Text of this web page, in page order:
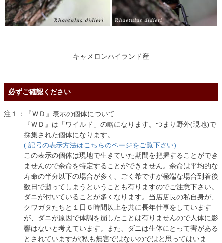
キャメロンハイランド産
必ずご確認ください
注１：『ＷＤ』表示の個体について
『ＷＤ』は「ワイルド」の略になります。つまり野外(現地)で
採集された個体になります。
( 記号の表示方法はこちらのページをご覧下さい)
この表示の個体は現地で生きていた期間を把握することができ
ませんので余命を特定することができません。余命は平均的な
寿命の半分以下の場合が多く、ごく希ですが極端な場合到着後
数日で逝ってしまうということも有りますのでご注意下さい。
ダニが付いていることが多くなります。当店店長の私自身が、
クワガタたちと１日６時間以上を共に長年仕事をしています
が、ダニが原因で体調を崩したことは有りませんので人体に影
響はないと考えています。また、ダニは生体にとって害がある
とされていますが(私も無害ではないのではと思ってはいま